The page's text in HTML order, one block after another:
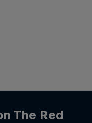
The Red